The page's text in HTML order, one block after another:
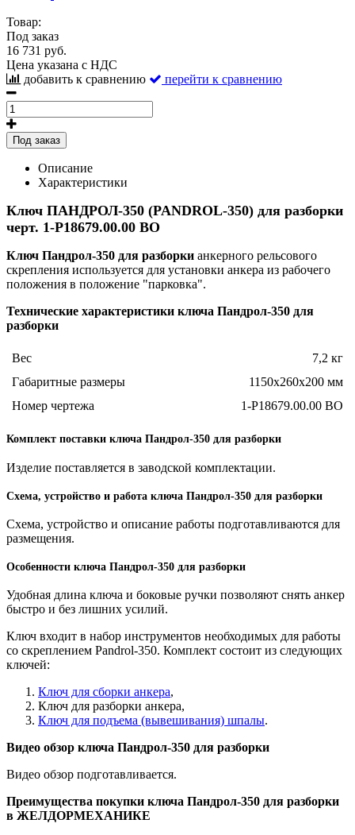
Товар:
Под заказ
16 731 руб.
Цена указана с НДС
добавить к сравнению
перейти к сравнению
Под заказ
Описание
Характеристики
Ключ ПАНДРОЛ-350 (PANDROL-350) для разборки
черт. 1-Р18679.00.00 ВО
Ключ Пандрол-350 для разборки анкерного рельсового
скрепления используется для установки анкера из рабочего
положения в положение "парковка".
Технические характеристики ключа Пандрол-350 для
разборки
Вес
7,2 кг
Габаритные размеры
1150x260x200 мм
Номер чертежа
1-Р18679.00.00 ВО
Комплект поставки ключа Пандрол-350 для разборки
Изделие поставляется в заводской комплектации.
Схема, устройство и работа ключа Пандрол-350 для разборки
Схема, устройство и описание работы подготавливаются для
размещения.
Особенности ключа Пандрол-350 для разборки
Удобная длина ключа и боковые ручки позволяют снять анкер
быстро и без лишних усилий.
Ключ входит в набор инструментов необходимых для работы
со скреплением Pandrol-350. Комплект состоит из следующих
ключей:
Ключ для сборки анкера,
Ключ для разборки анкера,
Ключ для подъема (вывешивания) шпалы.
Видео обзор ключа Пандрол-350 для разборки
Видео обзор подготавливается.
Преимущества покупки ключа Пандрол-350 для разборки
в ЖЕЛДОРМЕХАНИКЕ